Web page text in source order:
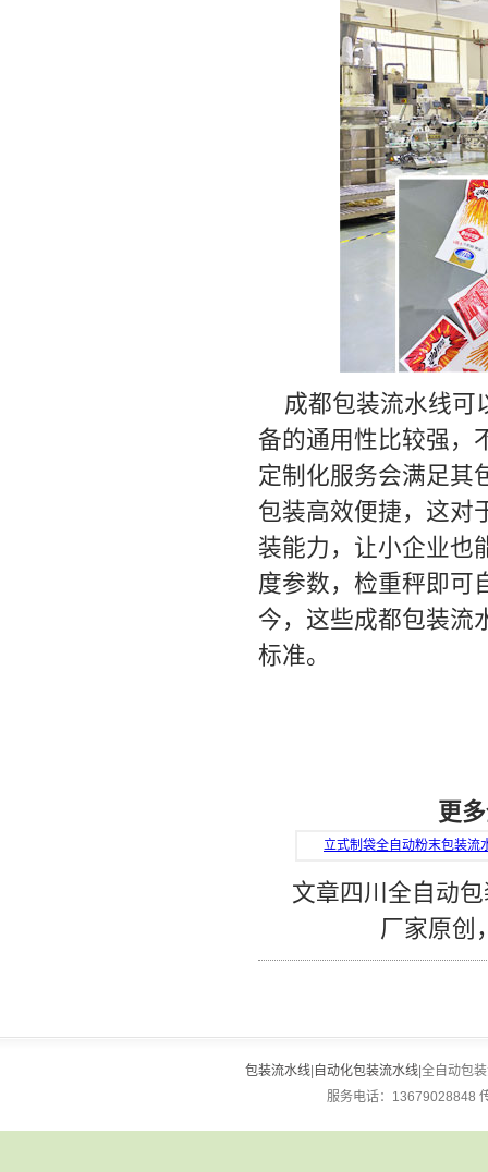
成都包装流水线可
备的通用性比较强，
定制化服务会满足其
包装高效便捷，这对
装能力，让小企业也
度参数，检重秤即可
今，这些成都包装流
标准。
更
立式制袋全自动粉末包装流
文章四川全自动
厂家原创
包装流水线 自动化包装流水线 |全自动包
服务电话：13679028848